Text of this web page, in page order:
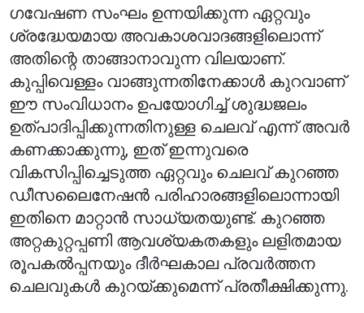
ഗവേഷണ സംഘം ഉന്നയിക്കുന്ന ഏറ്റവും
ശ്രദ്ധേയമായ അവകാശവാദങ്ങളിലൊന്ന്
അതിന്റെ താങ്ങാനാവുന്ന വിലയാണ്.
കുപ്പിവെള്ളം വാങ്ങുന്നതിനേക്കാൾ കുറവാണ്
ഈ സംവിധാനം ഉപയോഗിച്ച് ശുദ്ധജലം
ഉത്പാദിപ്പിക്കുന്നതിനുള്ള ചെലവ് എന്ന് അവർ
കണക്കാക്കുന്നു, ഇത് ഇന്നുവരെ
വികസിപ്പിച്ചെടുത്ത ഏറ്റവും ചെലവ് കുറഞ്ഞ
ഡീസലൈനേഷൻ പരിഹാരങ്ങളിലൊന്നായി
ഇതിനെ മാറ്റാൻ സാധ്യതയുണ്ട്. കുറഞ്ഞ
അറ്റകുറ്റപ്പണി ആവശ്യകതകളും ലളിതമായ
രൂപകൽപ്പനയും ദീർഘകാല പ്രവർത്തന
ചെലവുകൾ കുറയ്ക്കുമെന്ന് പ്രതീക്ഷിക്കുന്നു.